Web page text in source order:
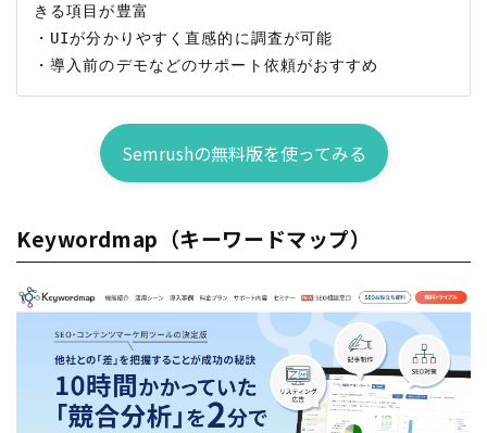
きる項目が豊富
・UIが分かりやすく直感的に調査が可能
Semrushの無料版を使ってみる
Keywordmap（キーワードマップ）